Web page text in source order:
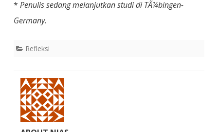
* Penulis sedang melanjutkan studi di TÃ¼bingen-
Germany.
Refleksi